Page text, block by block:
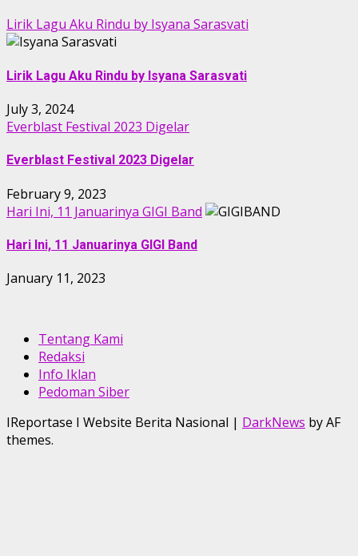
Lirik Lagu Aku Rindu by Isyana Sarasvati
Lirik Lagu Aku Rindu by Isyana Sarasvati
July 3, 2024
Everblast Festival 2023 Digelar
Everblast Festival 2023 Digelar
February 9, 2023
Hari Ini, 11 Januarinya GIGI Band
Hari Ini, 11 Januarinya GIGI Band
January 11, 2023
Tentang Kami
Redaksi
Info Iklan
Pedoman Siber
IReportase I Website Berita Nasional | DarkNews by AF
themes.